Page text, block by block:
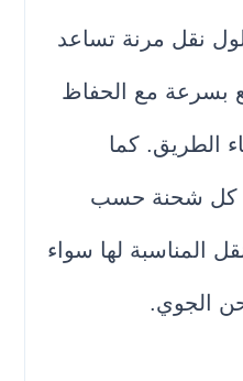
نقل مرنة تساعد
بسرعة مع الحفاظ
الطريق. كما
كل شحنة حسب
المناسبة لها سواء
الجوي.